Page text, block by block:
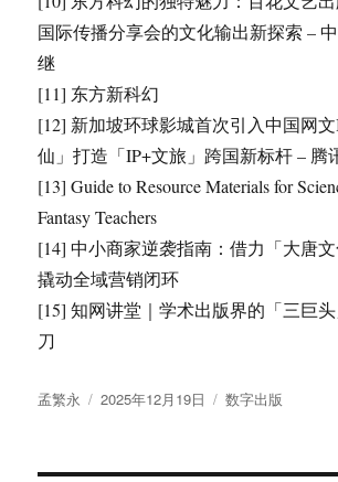
国际传播分享会的文化输出新探索 –
继
[11] 东方新科幻
[12] 新加坡环球影城首次引入中国网
仙」打造「IP+文旅」跨国新标杆 – 腾
[13] Guide to Resource Materials for
Fantasy Teachers
[14] 中小商家逆袭指南：借力「大唐
撬动全域营销闭环
[15] 知网讲堂｜学术出版界的「三巨
刀
作
孟繁永
发
2025年12月19日
分
数字出版